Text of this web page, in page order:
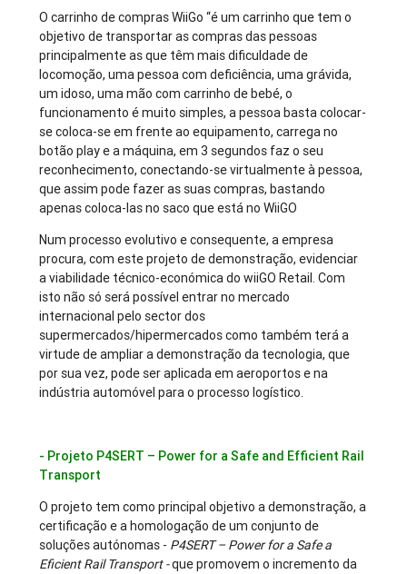
O carrinho de compras WiiGo “é um carrinho que tem o
objetivo de transportar as compras das pessoas
principalmente as que têm mais dificuldade de
locomoção, uma pessoa com deficiência, uma grávida,
um idoso, uma mão com carrinho de bebé, o
funcionamento é muito simples, a pessoa basta colocar-
se coloca-se em frente ao equipamento, carrega no
botão play e a máquina, em 3 segundos faz o seu
reconhecimento, conectando-se virtualmente à pessoa,
que assim pode fazer as suas compras, bastando
apenas coloca-las no saco que está no WiiGO
Num processo evolutivo e consequente, a empresa
procura, com este projeto de demonstração, evidenciar
a viabilidade técnico-económica do wiiGO Retail. Com
isto não só será possível entrar no mercado
internacional pelo sector dos
supermercados/hipermercados como também terá a
virtude de ampliar a demonstração da tecnologia, que
por sua vez, pode ser aplicada em aeroportos e na
indústria automóvel para o processo logístico.
- Projeto P4SERT – Power for a Safe and Efficient Rail
Transport
O projeto tem como principal objetivo a demonstração, a
certificação e a homologação de um conjunto de
soluções autónomas - P4SERT – Power for a Safe a
Eficient Rail Transport -que promovem o incremento da